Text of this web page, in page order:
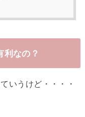
利なの？
いうけど・・・・